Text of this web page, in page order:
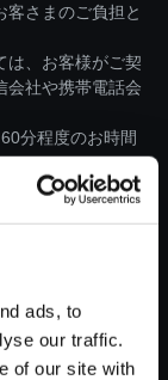
ads, to
our traffic.
of our site with
客さまのご負担と
は、お客様がご契
会社や携帯電話会
分程度のお時間
際には、通信環境